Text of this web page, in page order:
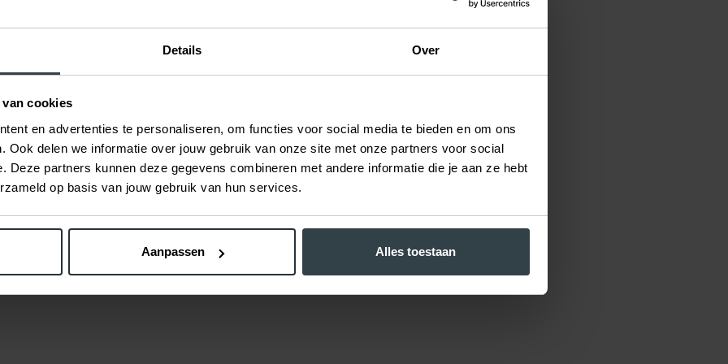
Details Over
cookies
en advertenties te personaliseren, om functies voor social media te bieden en om ons
Ook delen we informatie over jouw gebruik van onze site met onze partners voor social
Deze partners kunnen deze gegevens combineren met andere informatie die je aan ze hebt
op basis van jouw gebruik van hun services.
Aanpassen Alles toestaan
om zowel grote als kleine projecten tot een goed
door grote bedrijven en voor grote projecten. Zo
van het MST ziekenhuis te Enschede. Daar
Dit betrof allerlei verschillende
en rondom de kozijnen.
van jouw
Wanneer je vragen hebt, meer informatie wilt
vrijblijvende offerte voor kitwerk wilt ontvangen kun je